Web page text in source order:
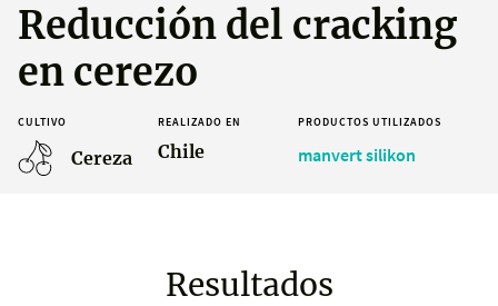
Reducción del cracking
en cerezo
CULTIVO
Cereza
REALIZADO EN
Chile
PRODUCTOS UTILIZADOS
manvert silikon
Resultados